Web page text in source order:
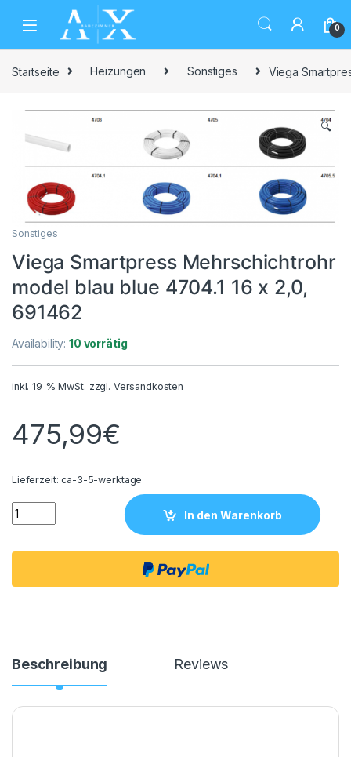
Skip to navigation
Skip to content
0
Startseite Heizungen Sonstiges Viega
🔍
Sonstiges
Viega Smartpress Mehrschichtrohr
model blau blue 4704.1 16 x 2,0,
691462
Availability:10 vorrätig
inkl. 19 % MwSt. zzgl. Versandkosten
475,99€
Lieferzeit:ca-3-5-werktage
Viega Smartpress Mehrschichtrohr model blau blue 4704.1
In den Warenkorb
Beschreibung Reviews